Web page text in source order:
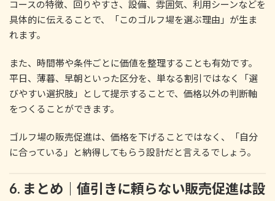
コースの特徴、回りやすさ、設備、雰囲気、利用シーンなどを
具体的に伝えることで、「このゴルフ場を選ぶ理由」が生ま
れます。
また、時間帯や条件ごとに価値を整理することも有効です。
平日、薄暮、早朝といった区分を、単なる割引ではなく「選
びやすい選択肢」として提示することで、価格以外の判断軸
をつくることができます。
ゴルフ場の販売促進は、価格を下げることではなく、「自分
に合っている」と納得してもらう設計だと言えるでしょう。
6. まとめ｜値引きに頼らない販売促進は設